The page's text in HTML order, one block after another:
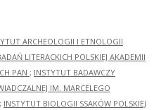
ARCHEOLOGII I ETNOLOGII
LITERACKICH POLSKIEJ AKADEMII
PAN ; INSTYTUT BADAWCZY
IM. MARCELEGO
; INSTYTUT BIOLOGII SSAKÓW POLSKIEJ